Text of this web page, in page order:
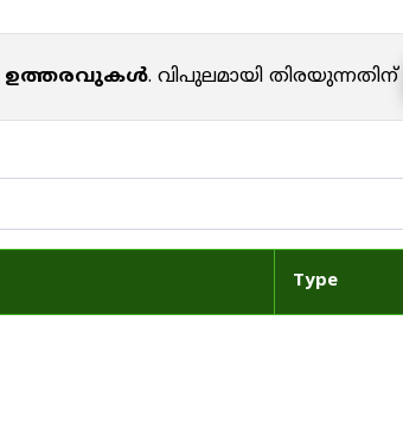
ഉത്തരവുകൾ. വിപുലമായി തിരയുന്നതിന്
Type